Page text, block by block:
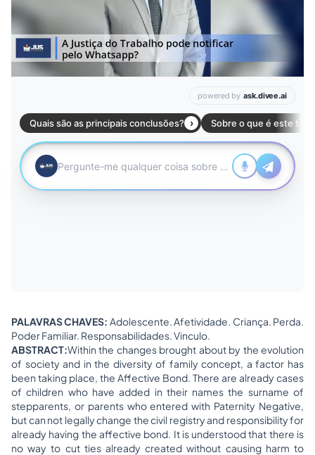
PALAVRAS CHAVES: Adolescente. Afetividade. Criança. Perda.
Poder Familiar. Responsabilidades. Vinculo.
ABSTRACT:Within the changes brought about by the evolution
of society and in the diversity of family concept, a factor has
been taking place, the Affective Bond. There are already cases
of children who have added in their names the surname of
stepparents, or parents who entered with Paternity Negative,
but can not legally change the civil registry and responsibility for
already having the affective bond. It is understood that there is
no way to cut ties already created without causing harm to